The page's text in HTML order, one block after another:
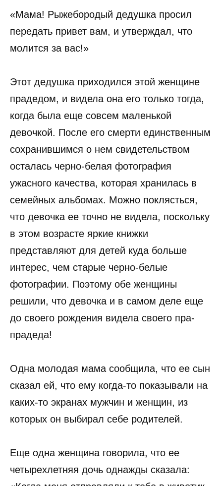
«Мама! Рыжебородый дедушка просил
передать привет вам, и утверждал, что
молится за вас!»
Этот дедушка приходился этой женщине
прадедом, и видела она его только тогда,
когда была еще совсем маленькой
девочкой. После его смерти единственным
сохранившимся о нем свидетельством
осталась черно-белая фотография
ужасного качества, которая хранилась в
семейных альбомах. Можно поклясться,
что девочка ее точно не видела, поскольку
в этом возрасте яркие книжки
представляют для детей куда больше
интерес, чем старые черно-белые
фотографии. Поэтому обе женщины
решили, что девочка и в самом деле еще
до своего рождения видела своего пра-
прадеда!
Одна молодая мама сообщила, что ее сын
сказал ей, что ему когда-то показывали на
каких-то экранах мужчин и женщин, из
которых он выбирал себе родителей.
Еще одна женщина говорила, что ее
четырехлетняя дочь однажды сказала: